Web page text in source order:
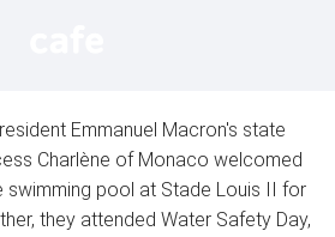
게
게
Emmanuel Macron's state
Charlène of Monaco welcomed
swimming pool at Stade Louis II for
they attended Water Safety Day,